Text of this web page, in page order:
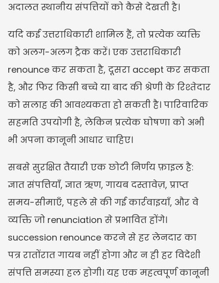
अदालत स्थानीय संपत्तियों को कैसे देखती है।
यदि कई उत्तराधिकारी शामिल हैं, तो प्रत्येक व्यक्ति
को अलग-अलग ट्रैक करें। एक उत्तराधिकारी
renounce कर सकता है, दूसरा accept कर सकता
है, और फिर किसी बच्चे या बाद की श्रेणी के रिश्तेदार
को सलाह की आवश्यकता हो सकती है। पारिवारिक
सहमति उपयोगी है, लेकिन प्रत्येक घोषणा को अभी
भी अपना कानूनी आधार चाहिए।
सबसे सुरक्षित तैयारी एक छोटी निर्णय फ़ाइल है:
ज्ञात संपत्तियाँ, ज्ञात ऋण, गायब दस्तावेज़, प्राप्त
समय-सीमाएँ, पहले से की गई कार्रवाइयाँ, और वे
व्यक्ति जो renunciation से प्रभावित होंगे।
succession renounce करने से हर लेनदार का
पत्र रातोंरात गायब नहीं होगा और न ही हर विदेशी
संपत्ति समस्या हल होगी। यह एक महत्वपूर्ण कानूनी